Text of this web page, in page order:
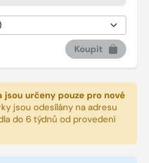
Koupit
jsou určeny pouze pro nové
jsou odesílány na adresu
do 6 týdnů od provedení